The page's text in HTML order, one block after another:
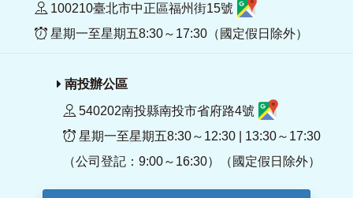
100210臺北市中正區福州街15號
星期一至星期五8:30～17:30（國定假日除外）
南投辦公區
540202南投縣南投市省府路4號
星期一至星期五8:30～12:30 | 13:30～17:30
（公司登記：9:00～16:30）（國定假日除外）